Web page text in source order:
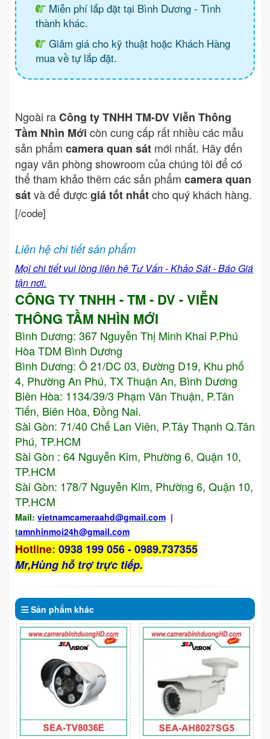
Miễn phí lắp đặt tại Bình Dương - Tình
thành khác.
Giảm giá cho kỹ thuật hoặc Khách Hàng
mua về tự lắp đặt.
Ngoài raCông ty TNHH TM-DV Viễn Thông
Tầm Nhìn Mới còn cung cấp rất nhiều các mẫu
sản phẩm camera quan sát mới nhất. Hãy đến
ngay văn phòng showroom của chúng tôi để có
thể tham khảo thêm các sản phẩm camera quan
sátvà để đượcgiá tốt nhấtcho quý khách hàng.
[/code]
Liên hệ chi tiết sản phẩm
Mọi chi tiết vui lòng liên hệ Tư Vấn - Khảo Sát - Báo Giá
tận nơi.
CÔNG TY TNHH - TM - DV - VIỄN
THÔNG TẦM NHÌN MỚI
Bình Dương: 367 Nguyễn Thị Minh Khai P.Phú
Hòa TDM Bình Dương
Bình Dương: Ô 21/DC 03, Đường D19, Khu phố
4, Phường An Phú, TX Thuận An, Bình Dương
Biên Hòa: 1134/39/3 Phạm Văn Thuận, P.Tân
Tiến, Biên Hòa, Đồng Nai.
Sài Gòn: 71/40 Chế Lan Viên, P.Tây Thạnh Q.Tân
Phú, TP.HCM
Sài Gòn : 64 Nguyễn Kim, Phường 6, Quận 10,
TP.HCM
Sài Gòn: 178/7 Nguyễn Kim, Phường 6, Quận 10,
TP.HCM
Mail: vietnamcameraahd@gmail.com |
tamnhinmoi24h@gmail.com
Hotline: 0938 199 056 - 0989.737355
Mr,Hùng hỗ trợ trực tiếp.
Sản phẩm khác